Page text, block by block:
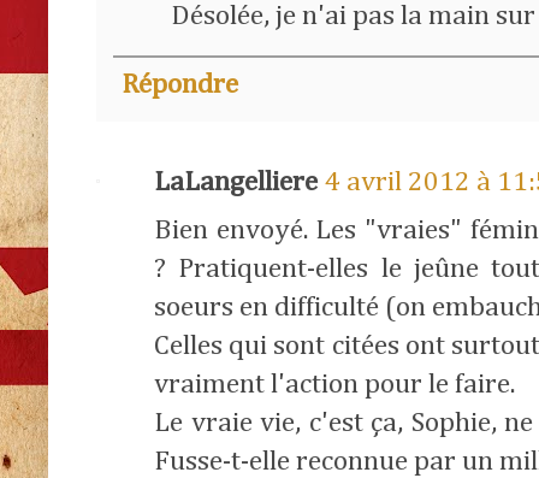
Désolée, je n'ai pas la main
Répondre
LaLangelliere 4 avril 2012 à
Bien envoyé. Les "vraies"
? Pratiquent-elles le jeûne
soeurs en difficulté (on
Celles qui sont citées ont
vraiment l'action pour le faire.
Le vraie vie, c'est ça, Sophie,
Fusse-t-elle reconnue par un